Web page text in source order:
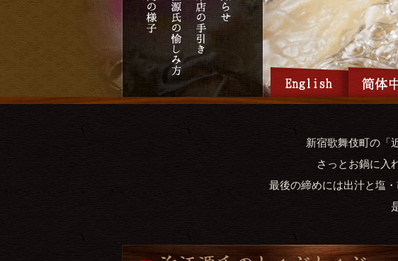
新宿歌舞伎町の「
さっとお鍋に入
最後の締めには出汁と塩